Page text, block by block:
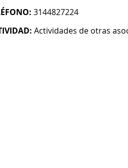
3144827224
Actividades de otras